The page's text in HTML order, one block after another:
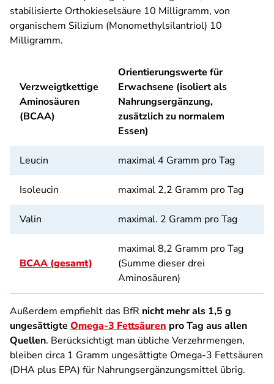
stabilisierte Orthokieselsäure 10 Milligramm, von
organischem Silizium (Monomethylsilantriol) 10
Milligramm.
Verzweigtkettige
Aminosäuren
(BCAA)
Orientierungswerte für
Erwachsene (isoliert als
Nahrungsergänzung,
zusätzlich zu normalem
Essen)
Leucin maximal 4 Gramm pro Tag
Isoleucin maximal 2,2 Gramm pro Tag
Valin maximal. 2 Gramm pro Tag
BCAA (gesamt)
maximal 8,2 Gramm pro Tag
(Summe dieser drei
Aminosäuren)
Außerdem empfiehlt das BfR nicht mehr als 1,5 g
ungesättigte Omega-3 Fettsäuren pro Tag aus allen
Quellen. Berücksichtigt man übliche Verzehrmengen,
bleiben circa 1 Gramm ungesättigte Omega-3 Fettsäuren
(DHA plus EPA) für Nahrungsergänzungsmittel übrig.